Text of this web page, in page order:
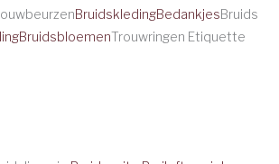
BruidskledingBedankjesBruids
BruidsbloemenTrouwringen Etiquette